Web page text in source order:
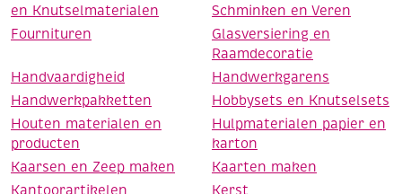
en Knutselmaterialen
Schminken en Veren
Fournituren
Glasversiering en
Raamdecoratie
Handvaardigheid
Handwerkgarens
Handwerkpakketten
Hobbysets en Knutselsets
Houten materialen en
producten
Hulpmaterialen papier en
karton
Kaarsen en Zeep maken
Kaarten maken
Kantoorartikelen
Kerst